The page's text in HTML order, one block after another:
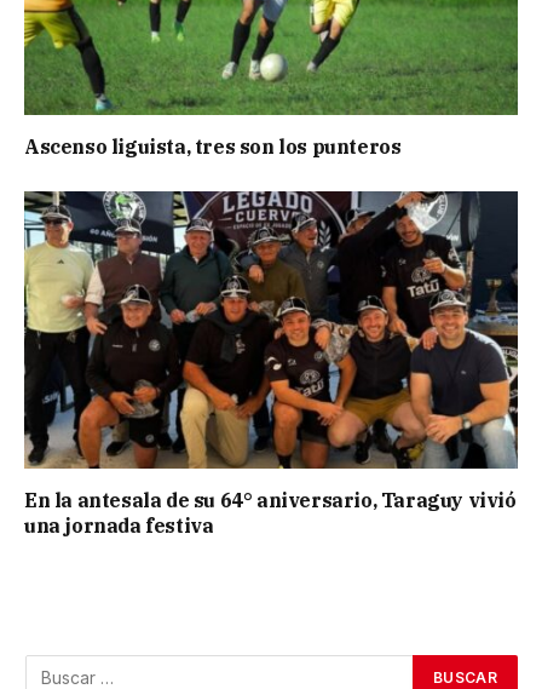
Ascenso liguista, tres son los punteros
En la antesala de su 64° aniversario, Taraguy vivió
una jornada festiva